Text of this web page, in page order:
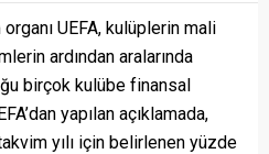
UEFA, kulüplerin mali
ardından aralarında
birçok kulübe finansal
yapılan açıklamada,
yılı için belirlenen yüzde